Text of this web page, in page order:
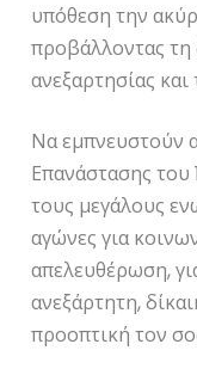
υπόθεση την
προβάλλοντας τη
ανεξαρτησίας και
Να εμπνευστούν
Επανάστασης του
τους μεγάλους
αγώνες για
απελευθέρωση,
ανεξάρτητη,
προοπτική τον